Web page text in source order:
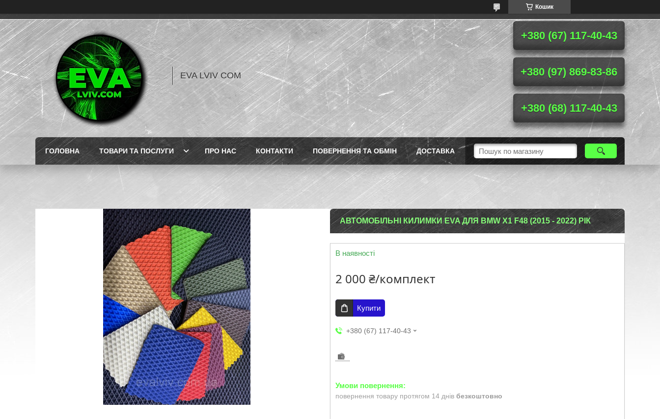
Кошик
EVA LVIV COM
+380 (67) 117-40-43
+380 (97) 869-83-86
+380 (68) 117-40-43
ГОЛОВНА ТОВАРИ ТА ПОСЛУГИ ПРО НАС КОНТАКТИ ПОВЕРНЕННЯ ТА ОБМІН ДОСТАВКА
АВТОМОБІЛЬНІ КИЛИМКИ EVA ДЛЯ BMW X1 F48 (2015 - 2022) РІК
В наявності
2 000 ₴/комплект
Купити
+380 (67) 117-40-43
повернення товару протягом 14 днів безкоштовно